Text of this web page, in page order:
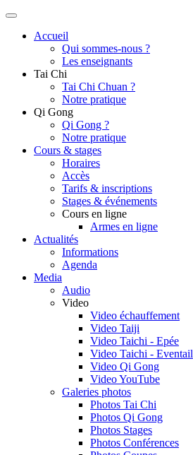
Accueil
Qui sommes-nous ?
Les enseignants
Tai Chi
Tai Chi Chuan ?
Notre pratique
Qi Gong
Qi Gong ?
Notre pratique
Cours & stages
Horaires
Accès
Tarifs & inscriptions
Stages & événements
Cours en ligne
Armes en ligne
Actualités
Informations
Agenda
Media
Audio
Video
Video échauffement
Video Taiji
Video Taichi - Epée
Video Taichi - Eventail
Video Qi Gong
Video YouTube
Galeries photos
Photos Tai Chi
Photos Qi Gong
Photos Stages
Photos Conférences